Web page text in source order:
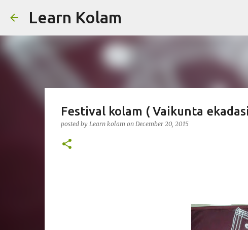
Learn Kolam
Festival kolam ( Vaikunta
posted by Learn kolam on December 20, 2015